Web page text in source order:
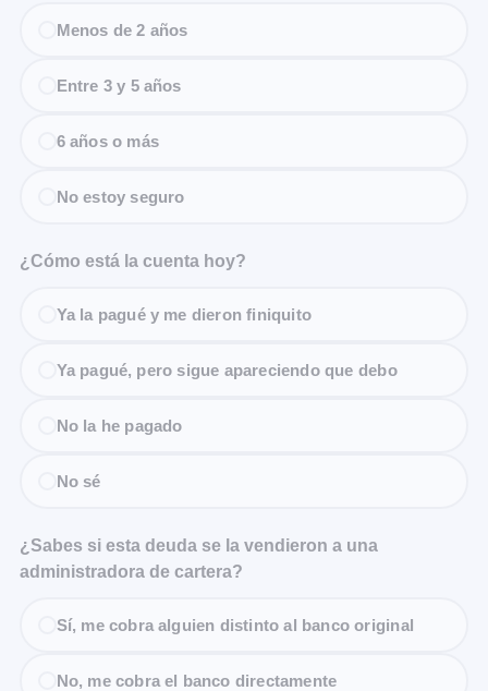
Menos de 2 años
Entre 3 y 5 años
6 años o más
No estoy seguro
¿Cómo está la cuenta hoy?
Ya la pagué y me dieron finiquito
Ya pagué, pero sigue apareciendo que debo
No la he pagado
No sé
¿Sabes si esta deuda se la vendieron a una
administradora de cartera?
Sí, me cobra alguien distinto al banco original
No, me cobra el banco directamente